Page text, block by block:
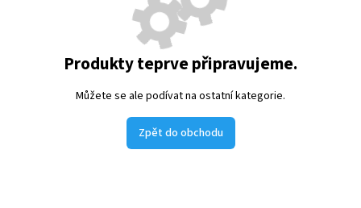
Produkty teprve připravujeme.
Můžete se ale podívat na ostatní kategorie.
Zpět do obchodu